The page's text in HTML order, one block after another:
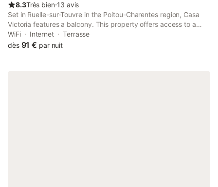
8.3Très bien⋅13 avis
Set in Ruelle-sur-Touvre in the Poitou-Charentes region, Casa
Victoria features a balcony. This property offers access to a
terrace, free private parking and free WiFi. The property is non-
smoking and is located 11 km from Hirondelle Golf Course.
WiFi Internet
Terrasse
dès 91 € par nuit